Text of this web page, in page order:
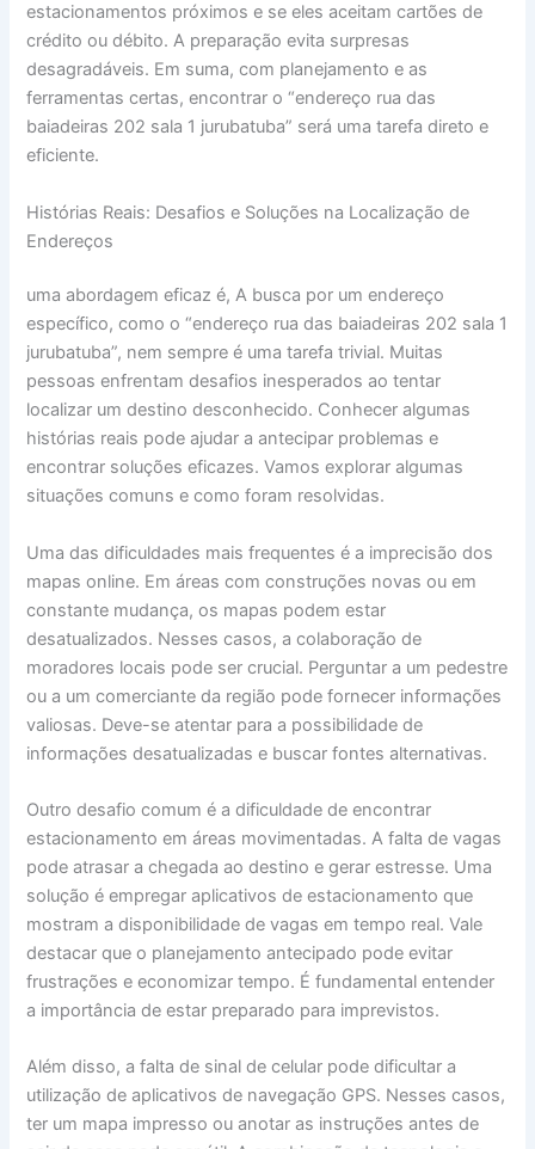
estacionamentos próximos e se eles aceitam cartões de
crédito ou débito. A preparação evita surpresas
desagradáveis. Em suma, com planejamento e as
ferramentas certas, encontrar o “endereço rua das
baiadeiras 202 sala 1 jurubatuba” será uma tarefa direto e
eficiente.
Histórias Reais: Desafios e Soluções na Localização de
Endereços
uma abordagem eficaz é, A busca por um endereço
específico, como o “endereço rua das baiadeiras 202 sala 1
jurubatuba”, nem sempre é uma tarefa trivial. Muitas
pessoas enfrentam desafios inesperados ao tentar
localizar um destino desconhecido. Conhecer algumas
histórias reais pode ajudar a antecipar problemas e
encontrar soluções eficazes. Vamos explorar algumas
situações comuns e como foram resolvidas.
Uma das dificuldades mais frequentes é a imprecisão dos
mapas online. Em áreas com construções novas ou em
constante mudança, os mapas podem estar
desatualizados. Nesses casos, a colaboração de
moradores locais pode ser crucial. Perguntar a um pedestre
ou a um comerciante da região pode fornecer informações
valiosas. Deve-se atentar para a possibilidade de
informações desatualizadas e buscar fontes alternativas.
Outro desafio comum é a dificuldade de encontrar
estacionamento em áreas movimentadas. A falta de vagas
pode atrasar a chegada ao destino e gerar estresse. Uma
solução é empregar aplicativos de estacionamento que
mostram a disponibilidade de vagas em tempo real. Vale
destacar que o planejamento antecipado pode evitar
frustrações e economizar tempo. É fundamental entender
a importância de estar preparado para imprevistos.
Além disso, a falta de sinal de celular pode dificultar a
utilização de aplicativos de navegação GPS. Nesses casos,
ter um mapa impresso ou anotar as instruções antes de